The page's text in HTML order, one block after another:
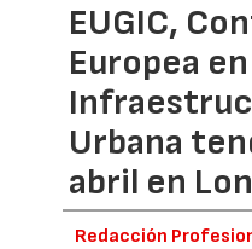
EUGIC,
Europea en
Urbana
abril en
Redacción